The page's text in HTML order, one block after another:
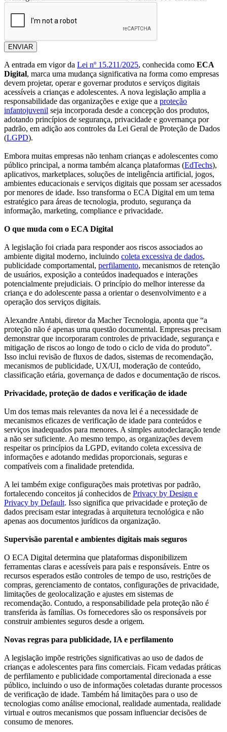
ENVIAR
A entrada em vigor da Lei nº 15.211/2025, conhecida como ECA
Digital, marca uma mudança significativa na forma como empresas
devem projetar, operar e governar produtos e serviços digitais
acessíveis a crianças e adolescentes. A nova legislação amplia a
responsabilidade das organizações e exige que a proteção
infantojuvenil seja incorporada desde a concepção dos produtos,
adotando princípios de segurança, privacidade e governança por
padrão, em adição aos controles da Lei Geral de Proteção de Dados
(LGPD).
Embora muitas empresas não tenham crianças e adolescentes como
público principal, a norma também alcança plataformas (EdTechs),
aplicativos, marketplaces, soluções de inteligência artificial, jogos,
ambientes educacionais e serviços digitais que possam ser acessados
por menores de idade. Isso transforma o ECA Digital em um tema
estratégico para áreas de tecnologia, produto, segurança da
informação, marketing, compliance e privacidade.
O que muda com o ECA Digital
A legislação foi criada para responder aos riscos associados ao
ambiente digital moderno, incluindo coleta excessiva de dados,
publicidade comportamental, perfilamento, mecanismos de retenção
de usuários, exposição a conteúdos inadequados e interações
potencialmente prejudiciais. O princípio do melhor interesse da
criança e do adolescente passa a orientar o desenvolvimento e a
operação dos serviços digitais.
Alexandre Antabi, diretor da Macher Tecnologia, aponta que “a
proteção não é apenas uma questão documental. Empresas precisam
demonstrar que incorporaram controles de privacidade, segurança e
mitigação de riscos ao longo de todo o ciclo de vida do produto”.
Isso inclui revisão de fluxos de dados, sistemas de recomendação,
mecanismos de publicidade, UX/UI, moderação de conteúdo,
classificação etária, governança de dados e documentação de riscos.
Privacidade, proteção de dados e verificação de idade
Um dos temas mais relevantes da nova lei é a necessidade de
mecanismos eficazes de verificação de idade para conteúdos e
serviços inadequados para menores. A simples autodeclaração tende
a não ser suficiente. Ao mesmo tempo, as organizações devem
respeitar os princípios da LGPD, evitando coleta excessiva de
informações e adotando medidas proporcionais, seguras e
compatíveis com a finalidade pretendida.
A lei também exige configurações mais protetivas por padrão,
fortalecendo conceitos já conhecidos de Privacy by Design e
Privacy by Default. Isso significa que privacidade e proteção de
dados precisam estar integradas à arquitetura tecnológica e não
apenas aos documentos jurídicos da organização.
Supervisão parental e ambientes digitais mais seguros
O ECA Digital determina que plataformas disponibilizem
ferramentas claras e acessíveis para pais e responsáveis. Entre os
recursos esperados estão controles de tempo de uso, restrições de
compras, gerenciamento de contatos, configurações de privacidade,
limitações de geolocalização e ajustes em sistemas de
recomendação. Contudo, a responsabilidade pela proteção não é
transferida às famílias. Os fornecedores são os responsáveis por
construir ambientes seguros desde a origem.
Novas regras para publicidade, IA e perfilamento
A legislação impõe restrições significativas ao uso de dados de
crianças e adolescentes para fins comerciais. Ficam vedadas práticas
de perfilamento e publicidade comportamental direcionada a esse
público, incluindo o uso de informações coletadas durante processos
de verificação de idade. Também há limitações para o uso de
tecnologias como análise emocional, realidade aumentada, realidade
virtual e outros mecanismos que possam influenciar decisões de
consumo de menores.